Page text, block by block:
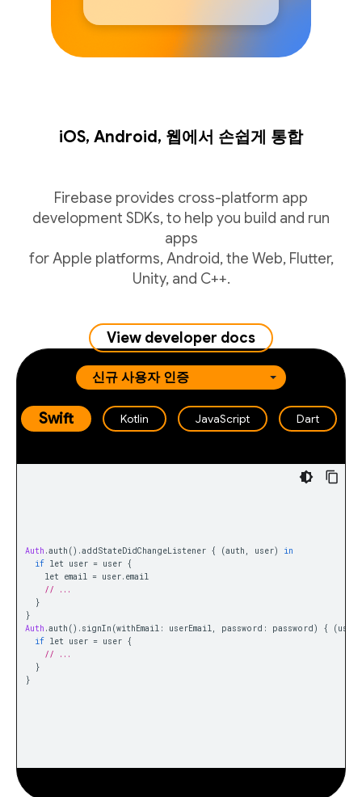
iOS, Android, 웹에서 손쉽게 통합
Firebase provides cross-platform app
development SDKs, to help you build and run
apps
for Apple platforms, Android, the Web, Flutter,
Unity, and C++.
View developer docs